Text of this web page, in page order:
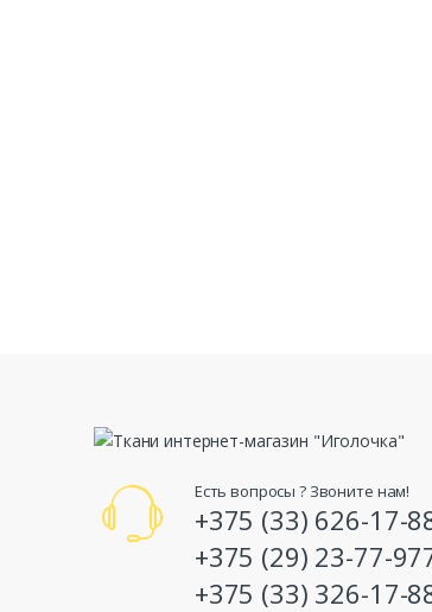
Есть вопросы ? Звоните нам!
+375 (33) 626-17-
+375 (29) 23-77-
+375 (33) 326-17-